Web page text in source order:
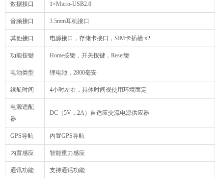
数据接口 1×Micro-USB2.0
音频接口 3.5mm耳机接口
其他接口 电源接口，存储卡接口，SIM卡插槽 x2
功能按键 Home按键，开关按键，Reset键
电池类型 锂电池，2800毫安
续航时间 4小时左右，具体时间视使用环境而定
电源适配
器
DC（5V，2A）自适应交流电源供应器
GPS导航 内置GPS导航
内置感应 智能重力感应
通讯功能 支持通话功能